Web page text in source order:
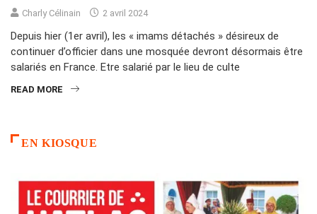
Charly Célinain 2 avril 2024
Depuis hier (1er avril), les « imams détachés » désireux de
continuer d’officier dans une mosquée devront désormais être
salariés en France. Etre salarié par le lieu de culte
READ MORE
EN KIOSQUE